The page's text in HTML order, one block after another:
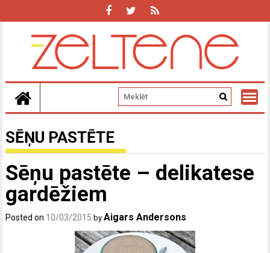
SĒŅU PASTĒTE
Sēņu pastēte – delikatese
gardēžiem
Posted on 10/03/2015 byAigars Andersons